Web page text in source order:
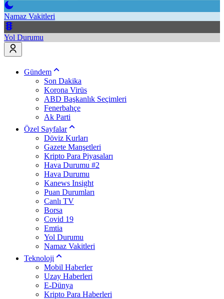
Namaz Vakitleri
Yol Durumu
Gündem
Son Dakika
Korona Virüs
ABD Başkanlık Seçimleri
Fenerbahçe
Ak Parti
Özel Sayfalar
Döviz Kurları
Gazete Manşetleri
Kripto Para Piyasaları
Hava Durumu #2
Hava Durumu
Kanews Insight
Puan Durumları
Canlı TV
Borsa
Covid 19
Emtia
Yol Durumu
Namaz Vakitleri
Teknoloji
Mobil Haberler
Uzay Haberleri
E-Dünya
Kripto Para Haberleri